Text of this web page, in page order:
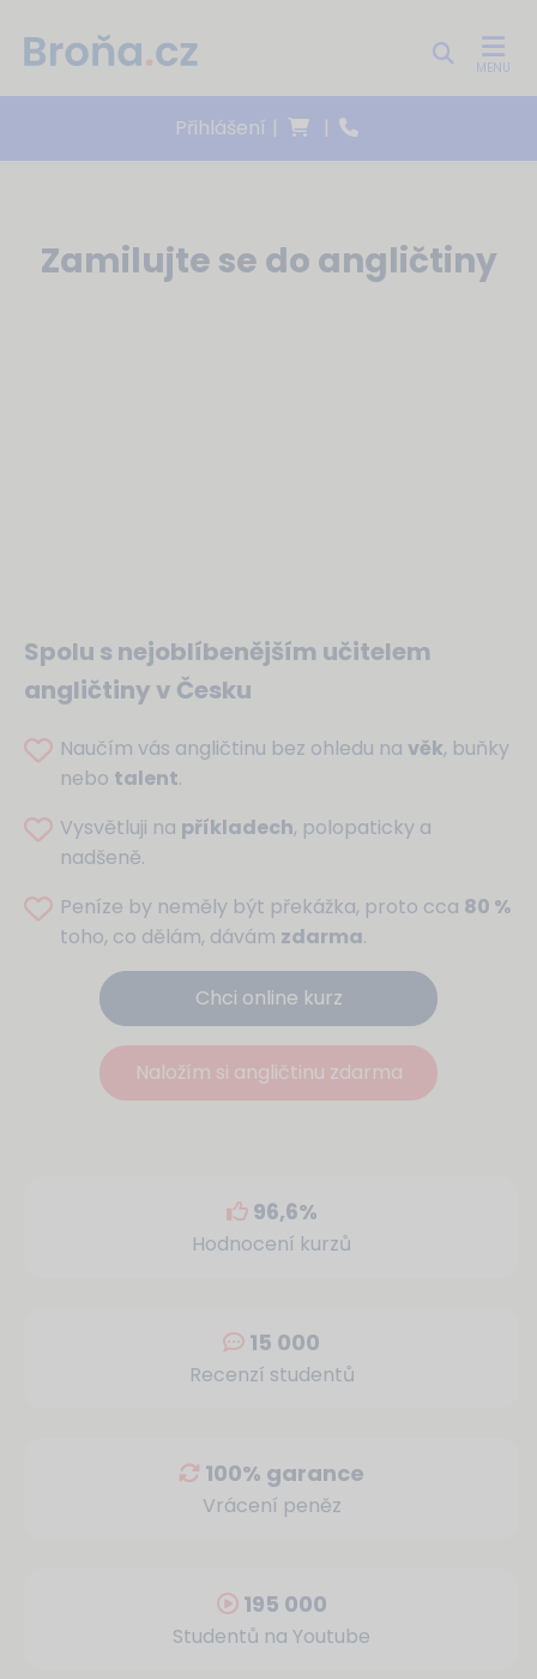
MENU
Přihlášení | |
Spolu s nejoblíbenějším učitelem
angličtiny v Česku
Naučím vás angličtinu bez ohledu na věk, buňky
nebo talent.
Vysvětluji na příkladech, polopaticky a
nadšeně.
Peníze by neměly být překážka, proto cca 80 %
toho, co dělám, dávám zdarma.
Chci online kurz
Naložím si angličtinu zdarma
Zamilujte se do angličtiny
96,6%
Hodnocení kurzů
15 000
Recenzí studentů
100% garance
Vrácení peněz
195 000
Studentů na Youtube